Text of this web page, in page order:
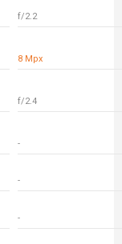
f/2.2
8 Mpx
f/2.4
-
-
-